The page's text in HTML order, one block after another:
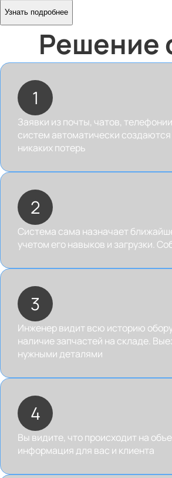
Узнать подробнее
Решение
1
Заявки из почты, чатов,
систем автоматически
никаких потерь
2
Система сама назначает
учетом его навыков и загрузки.
3
Инженер видит всю историю
наличие запчастей на складе.
нужными деталями
4
Вы видите, что происходит на
информация для вас и клиента